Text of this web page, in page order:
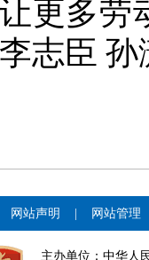
更多
志臣 孙